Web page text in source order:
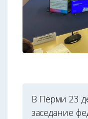
В Перми 23
заседание